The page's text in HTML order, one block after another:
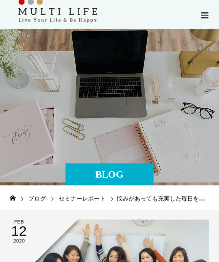
BLOG
ブログ セミナーレポート 悩みがあっても充実した毎日を送ることができる唯一の方法
FEB
12
2020